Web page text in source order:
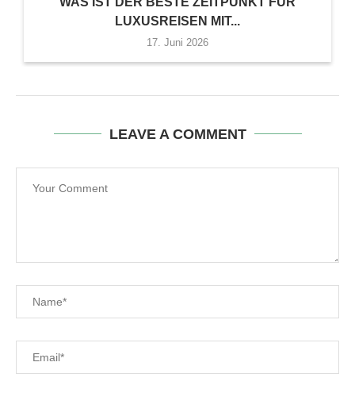
LUXUSREISEN MIT...
17. Juni 2026
LEAVE A COMMENT